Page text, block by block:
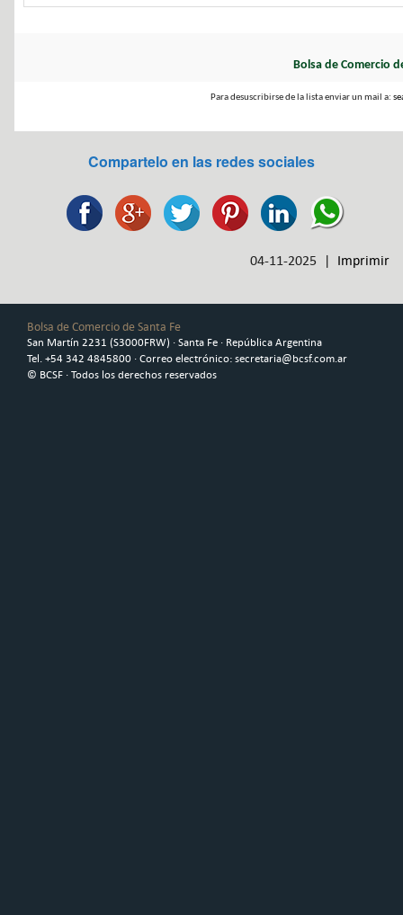
Bolsa de Comercio
Para desuscribirse de la lista enviar un mail a:
Compartelo en las redes sociales
04-11-2025 | Imprimir
Bolsa de Comercio de Santa Fe
San Martín 2231 (S3000FRW) · Santa Fe · República Argentina
Tel. +54 342 4845800 · Correo electrónico: secretaria@bcsf.com.ar
© BCSF · Todos los derechos reservados